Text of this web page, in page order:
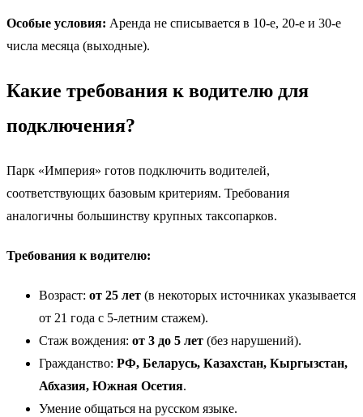
Особые условия: Аренда не списывается в 10-е, 20-е и 30-е
числа месяца (выходные).
Какие требования к водителю для
подключения?
Парк «Империя» готов подключить водителей,
соответствующих базовым критериям. Требования
аналогичны большинству крупных таксопарков.
Требования к водителю:
Возраст: от 25 лет (в некоторых источниках указывается
от 21 года с 5-летним стажем).
Стаж вождения: от 3 до 5 лет (без нарушений).
Гражданство: РФ, Беларусь, Казахстан, Кыргызстан,
Абхазия, Южная Осетия.
Умение общаться на русском языке.